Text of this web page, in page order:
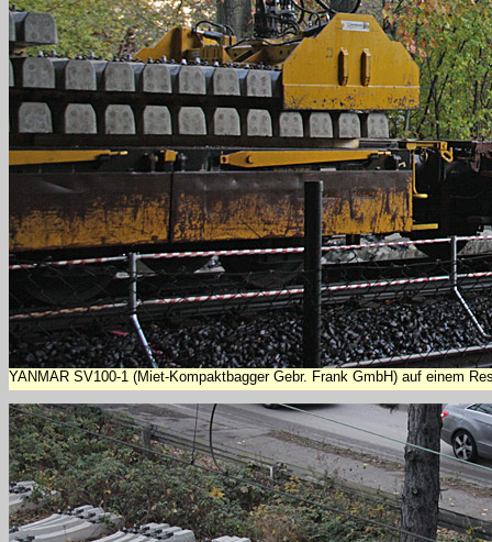
YANMAR SV100-1 (Miet-Kompaktbagger Gebr. Frank GmbH) auf einem